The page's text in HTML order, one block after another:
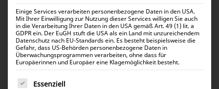
Victron Solar Cable 6mm² 5m mit
MC4 Steckern SCA000500100
Einige Services verarbeiten personenbezogene Daten in den USA.
Mit Ihrer Einwilligung zur Nutzung dieser Services willigen Sie auch
in die Verarbeitung Ihrer Daten in den USA gemäß Art. 49 (1) lit. a
GDPR ein. Der EuGH stuft die USA als ein Land mit unzureichendem
Datenschutz nach EU-Standards ein. Es besteht beispielsweise die
Gefahr, dass US-Behörden personenbezogene Daten in
Überwachungsprogrammen verarbeiten, ohne dass für
Europäerinnen und Europäer eine Klagemöglichkeit besteht.
Es folgt eine Liste der Service-Gruppen, für die eine
Essenziell